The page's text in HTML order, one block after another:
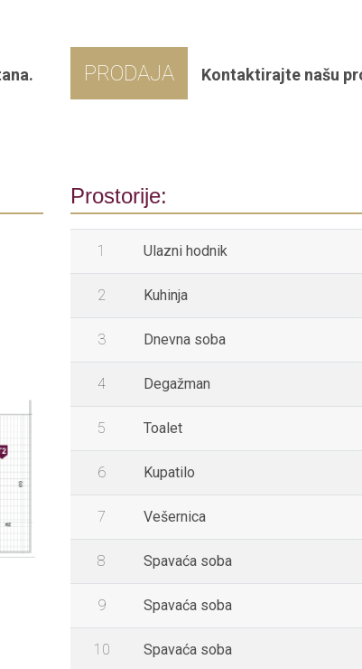
PRODAJA Kontaktirajte našu
Prostorije:
1 Ulazni hodnik
2 Kuhinja
3 Dnevna soba
4 Degažman
5 Toalet
6 Kupatilo
7 Vešernica
8 Spavaća soba
9 Spavaća soba
10 Spavaća soba